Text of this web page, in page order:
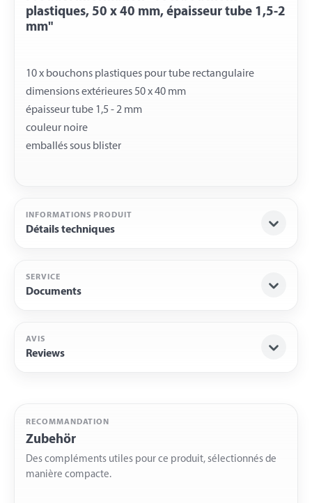
plastiques, 50 x 40 mm, épaisseur tube 1,5-2
mm"
10 x bouchons plastiques pour tube rectangulaire
dimensions extérieures 50 x 40 mm
épaisseur tube 1,5 - 2 mm
couleur noire
INFORMATIONS PRODUIT
Détails techniques
SERVICE
Documents
AVIS
Reviews
RECOMMANDATION
Zubehör
Des compléments utiles pour ce produit, sélectionnés de
manière compacte.